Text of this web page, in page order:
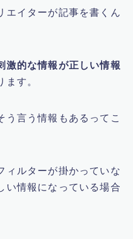
エイターが記事を書くん
激的な情報が正しい情報
ます。
う言う情報もあるってこ
ィルターが掛かっていな
い情報になっている場合